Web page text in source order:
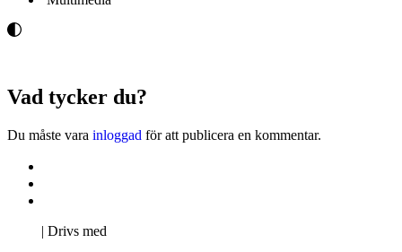
Vad tycker du?
Du måste vara inloggad för att publicera en kommentar.
| Drivs med